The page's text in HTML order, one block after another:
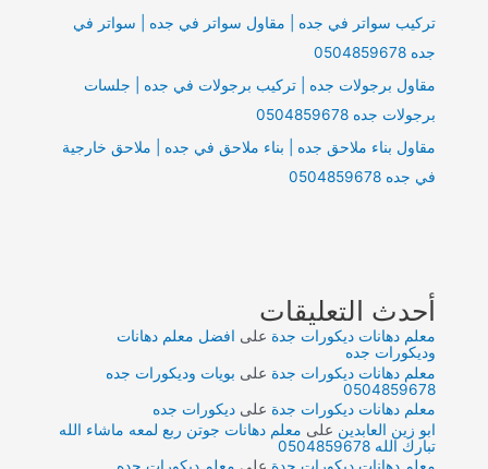
تركيب سواتر في جده | مقاول سواتر في جده | سواتر في
جده 0504859678
مقاول برجولات جده | تركيب برجولات في جده | جلسات
برجولات جده 0504859678
مقاول بناء ملاحق جده | بناء ملاحق في جده | ملاحق خارجية
في جده 0504859678
أحدث التعليقات
معلم دهانات ديكورات جدة على افضل معلم دهانات
وديكورات جده
معلم دهانات ديكورات جدة على بويات وديكورات جده
0504859678
معلم دهانات ديكورات جدة علىديكورات جده
ابو زين العابدين على معلم دهانات جوتن ربع لمعه ماشاء الله
تبارك الله 0504859678